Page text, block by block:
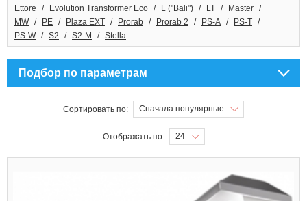
Ettore
Evolution Transformer Eco L ("Bali") LT
Master
MW
PE Plaza EXT Prorab Prorab 2 PS-A
PS-T
PS-W
S2 S2-M Stella
Подбор по параметрам
Сортировать по: Сначала популярные
Отображать по: 24